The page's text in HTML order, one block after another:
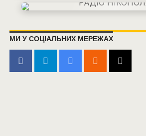
МИ У СОЦІАЛЬНИХ МЕРЕЖАХ